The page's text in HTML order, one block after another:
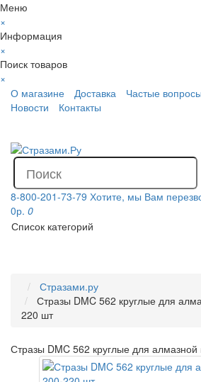
Меню
×
Информация
×
Поиск товаров
×
О магазине
Доставка Частые вопросы
Новости
Контакты
8-800-201-73-79 Хотите, мы Вам
0р. 0
Список категорий
Стразами.ру
Стразы DMC 562 круглые для
220 шт
Стразы DMC 562 круглые для